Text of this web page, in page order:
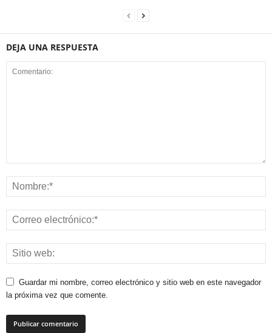
DEJA UNA RESPUESTA
Guardar mi nombre, correo electrónico y sitio web en este navegador
la próxima vez que comente.